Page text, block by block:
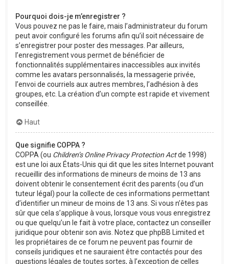
Pourquoi dois-je m’enregistrer ?
Vous pouvez ne pas le faire, mais l’administrateur du forum
peut avoir configuré les forums afin qu’il soit nécessaire de
s’enregistrer pour poster des messages. Par ailleurs,
l’enregistrement vous permet de bénéficier de
fonctionnalités supplémentaires inaccessibles aux invités
comme les avatars personnalisés, la messagerie privée,
l’envoi de courriels aux autres membres, l’adhésion à des
groupes, etc. La création d’un compte est rapide et vivement
conseillée.
Haut
Que signifie COPPA ?
COPPA (ou Children’s Online Privacy Protection Actde 1998)
est une loi aux États-Unis qui dit que les sites Internet pouvant
recueillir des informations de mineurs de moins de 13 ans
doivent obtenir le consentement écrit des parents (ou d’un
tuteur légal) pour la collecte de ces informations permettant
d’identifier un mineur de moins de 13 ans. Si vous n’êtes pas
sûr que cela s’applique à vous, lorsque vous vous enregistrez
ou que quelqu’un le fait à votre place, contactez un conseiller
juridique pour obtenir son avis. Notez que phpBB Limited et
les propriétaires de ce forum ne peuvent pas fournir de
conseils juridiques et ne sauraient être contactés pour des
questions légales de toutes sortes, à l’exception de celles